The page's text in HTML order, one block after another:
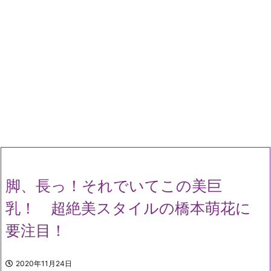
脚、長っ！それでいてこの美巨
乳！ 超絶美スタイルの橋本萌花に
要注目！
2020年11月24日